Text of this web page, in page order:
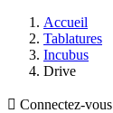
Accueil
Tablatures
Incubus
Drive
 Connectez-vous